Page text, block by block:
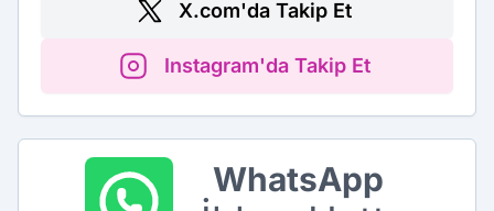
X.com'da Takip Et
Instagram'da Takip Et
WhatsApp